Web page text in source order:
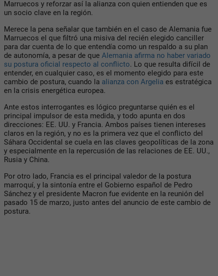
Marruecos y reforzar así la alianza con quien entienden que es
un socio clave en la región.
Merece la pena señalar que también en el caso de Alemania fue
Marruecos el que filtró una misiva del recién elegido canciller
para dar cuenta de lo que entendía como un respaldo a su plan
de autonomía, a pesar de que Alemania afirma no haber variado
su postura oficial respecto al conflicto. Lo que resulta difícil de
entender, en cualquier caso, es el momento elegido para este
cambio de postura, cuando la alianza con Argelia es estratégica
en la crisis energética europea.
Ante estos interrogantes es lógico preguntarse quién es el
principal impulsor de esta medida, y todo apunta en dos
direcciones: EE. UU. y Francia. Ambos países tienen intereses
claros en la región, y no es la primera vez que el conflicto del
Sáhara Occidental se cuela en las claves geopolíticas de la zona
y especialmente en la repercusión de las relaciones de EE. UU.,
Rusia y China.
Por otro lado, Francia es el principal valedor de la postura
marroquí, y la sintonía entre el Gobierno español de Pedro
Sánchez y el presidente Macron fue evidente en la reunión del
pasado 15 de marzo, justo antes del anuncio de este cambio de
postura.